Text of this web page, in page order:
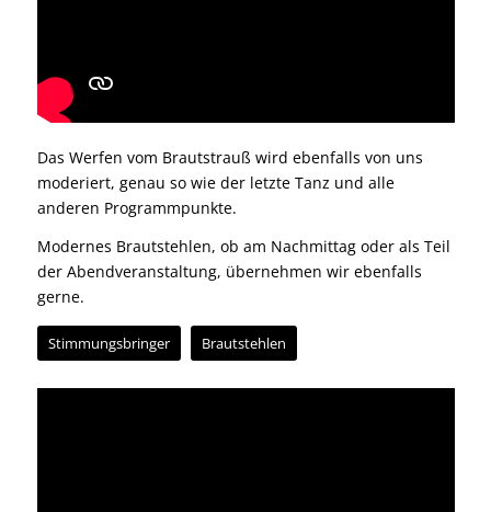
Das Werfen vom Brautstrauß wird ebenfalls von uns
moderiert, genau so wie der letzte Tanz und alle
anderen Programmpunkte.
Modernes Brautstehlen, ob am Nachmittag oder als Teil
der Abendveranstaltung, übernehmen wir ebenfalls
gerne.
Stimmungsbringer Brautstehlen